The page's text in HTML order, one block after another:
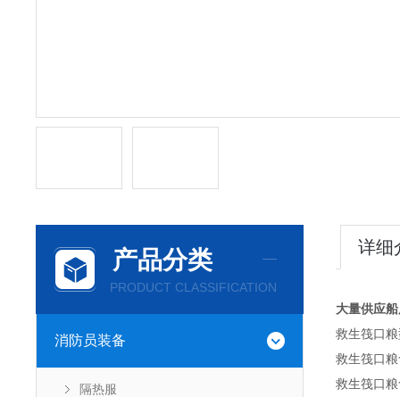
产品分类
PRODUCT CLASSIFICATION
消防员装备
隔热服
详细
大量供应
救生筏口
救生筏口
救生筏口